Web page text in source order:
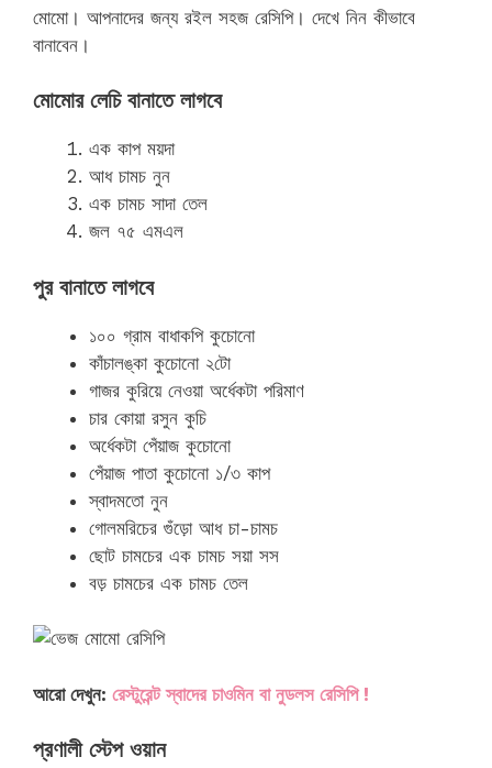
মোমো। আপনাদের জন্য রইল সহজ রেসিপি। দেখে নিন কীভাবে
বানাবেন।
মোমোর লেচি বানাতে লাগবে
এক কাপ ময়দা
আধ চামচ নুন
এক চামচ সাদা তেল
জল ৭৫ এমএল
পুর বানাতে লাগবে
১০০ গ্রাম বাধাকপি কুচোনো
কাঁচালঙ্কা কুচোনো ২টো
গাজর কুরিয়ে নেওয়া অর্ধেকটা পরিমাণ
চার কোয়া রসুন কুচি
অর্ধেকটা পেঁয়াজ কুচোনো
পেঁয়াজ পাতা কুচোনো ১/৩ কাপ
স্বাদমতো নুন
গোলমরিচের গুঁড়ো আধ চা-চামচ
ছোট চামচের এক চামচ সয়া সস
বড় চামচের এক চামচ তেল
আরো দেখুন: রেস্টুরেন্ট স্বাদের চাওমিন বা নুডলস রেসিপি !
প্রণালী স্টেপ ওয়ান